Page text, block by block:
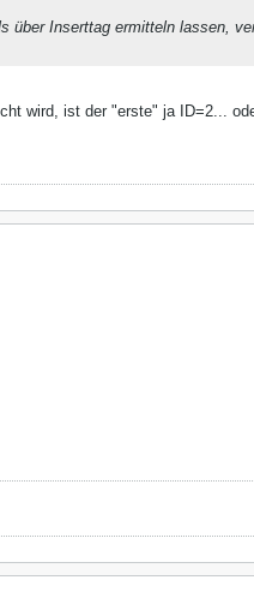
über Inserttag ermitteln lassen,
wird, ist der "erste" ja ID=2...